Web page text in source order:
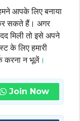
आपके लिए बनाया
सकते हैं। अगर
मिली तो इसे अपने
के लिए हमारी
करना न भूलें ।
Join Now